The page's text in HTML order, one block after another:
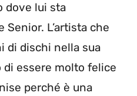
dove lui sta
Senior. L’artista che
di dischi nella sua
di essere molto felice
perché è una